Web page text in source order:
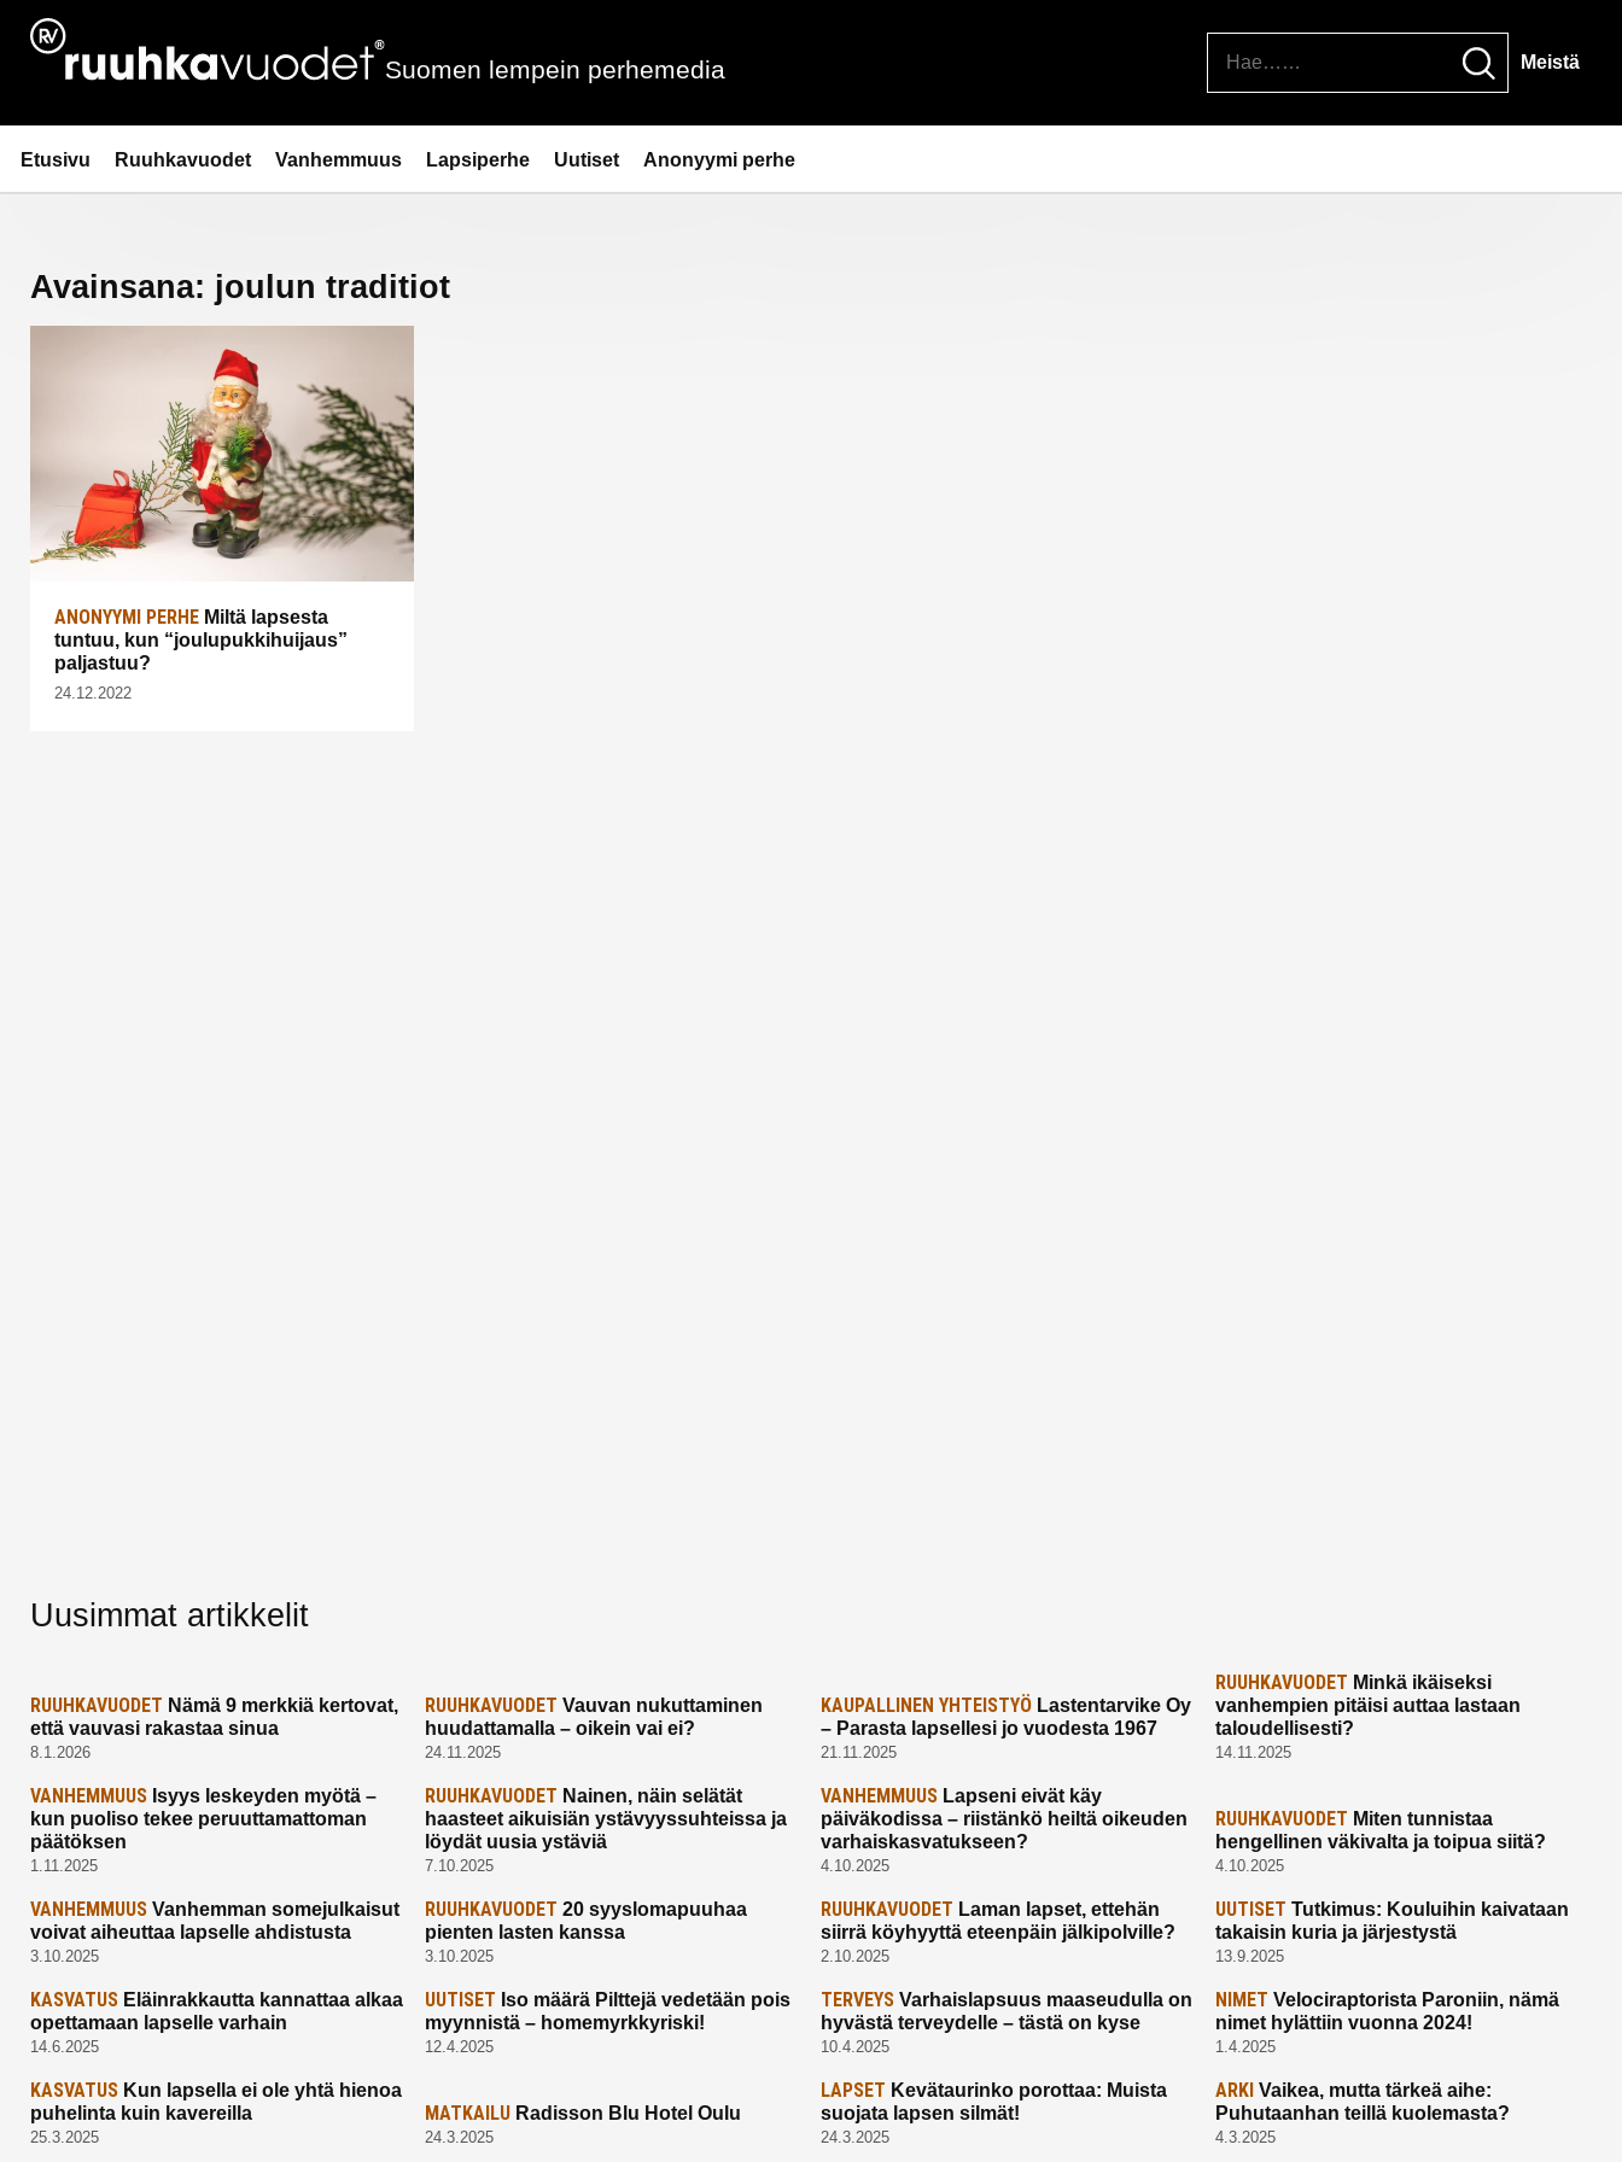
Siirry
sisältöön
Ruuhkavuodet.fi
Suomen lempein perhemedia Meistä
Etusivu Ruuhkavuodet Vanhemmuus Lapsiperhe Uutiset Anonyymi perhe
Avainsana: joulun traditiot
ANONYYMI PERHE Miltä lapsesta
tuntuu, kun “joulupukkihuijaus”
paljastuu?
24.12.2022
Uusimmat artikkelit
RUUHKAVUODET Nämä 9 merkkiä kertovat,
että vauvasi rakastaa sinua
8.1.2026
RUUHKAVUODET Vauvan nukuttaminen
huudattamalla – oikein vai ei?
24.11.2025
KAUPALLINEN YHTEISTYÖLastentarvike Oy
– Parasta lapsellesi jo vuodesta 1967
21.11.2025
RUUHKAVUODET Minkä ikäiseksi
vanhempien pitäisi auttaa lastaan
taloudellisesti?
14.11.2025
VANHEMMUUS Isyys leskeyden myötä –
kun puoliso tekee peruuttamattoman
päätöksen
1.11.2025
RUUHKAVUODET Nainen, näin selätät
haasteet aikuisiän ystävyyssuhteissa ja
löydät uusia ystäviä
7.10.2025
VANHEMMUUSLapseni eivät käy
päiväkodissa – riistänkö heiltä oikeuden
varhaiskasvatukseen?
4.10.2025
RUUHKAVUODET Miten tunnistaa
hengellinen väkivalta ja toipua siitä?
4.10.2025
VANHEMMUUS Vanhemman somejulkaisut
voivat aiheuttaa lapselle ahdistusta
3.10.2025
RUUHKAVUODET 20 syyslomapuuhaa
pienten lasten kanssa
3.10.2025
RUUHKAVUODET Laman lapset, ettehän
siirrä köyhyyttä eteenpäin jälkipolville?
2.10.2025
UUTISET Tutkimus: Kouluihin kaivataan
takaisin kuria ja järjestystä
13.9.2025
KASVATUS Eläinrakkautta kannattaa alkaa
opettamaan lapselle varhain
14.6.2025
UUTISET Iso määrä Pilttejä vedetään pois
myynnistä – homemyrkkyriski!
12.4.2025
TERVEYSVarhaislapsuus maaseudulla on
hyvästä terveydelle – tästä on kyse
10.4.2025
NIMET Velociraptorista Paroniin, nämä
nimet hylättiin vuonna 2024!
1.4.2025
KASVATUS Kun lapsella ei ole yhtä hienoa
puhelinta kuin kavereilla
25.3.2025
MATKAILU Radisson Blu Hotel Oulu
24.3.2025
LAPSET Kevätaurinko porottaa: Muista
suojata lapsen silmät!
24.3.2025
ARKI Vaikea, mutta tärkeä aihe:
Puhutaanhan teillä kuolemasta?
4.3.2025